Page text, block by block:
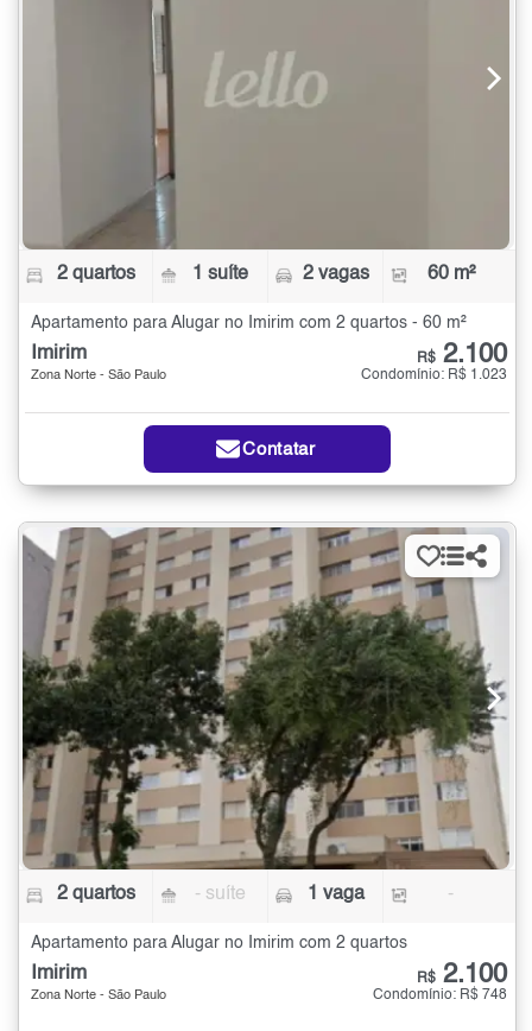
2 quartos 1 suíte 2 vagas 60 m²
Apartamento para Alugar no Imirim com 2 quartos - 60 m²
Imirim
Zona Norte - São Paulo
R$ 2.100
Condomínio: R$ 1.023
Contatar
2 quartos - suíte 1 vaga -
Apartamento para Alugar no Imirim com 2 quartos
Imirim
Zona Norte - São Paulo
R$ 2.100
Condomínio: R$ 748